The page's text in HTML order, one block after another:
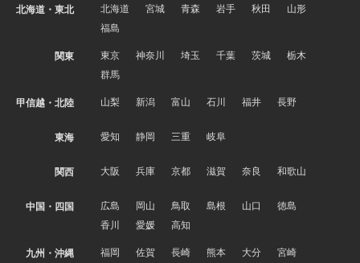
北海道・東北 北海道 宮城 青森 岩手 秋田
山形
福島
関東 東京 神奈川 埼玉 千葉 茨城
栃木
群馬
甲信越・北陸 山梨 新潟 富山 石川 福井 長野
東海 愛知 静岡 三重 岐阜
関西 大阪 兵庫 京都 滋賀 奈良 和歌山
中国・四国 広島 岡山 鳥取 島根 山口
徳島
香川
愛媛 高知
九州・沖縄 福岡 佐賀 長崎 熊本 大分
宮崎